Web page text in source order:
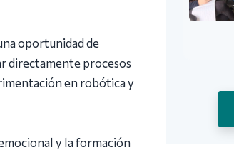
oportunidad de
directamente procesos
en robótica y
y la formación